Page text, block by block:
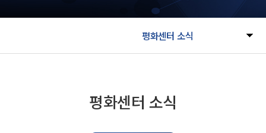
평화센터 소식
평화센터 소식